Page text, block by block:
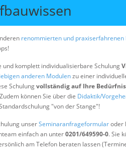
renommierten und praxiserfahrenen
und komplett individualisierbare Schulung
anderen Modulenzu einer
Schulungvollständig auf Ihre
können Sie über die Didaktik/
"von der Stange"!
unserSeminaranfrageformularoder
einfach an unter0201/649590-0. Sie
am Telefon beraten lassen